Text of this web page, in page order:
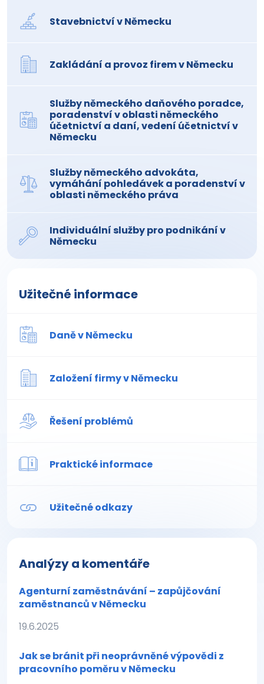
Stavebnictví v Německu
Zakládání a provoz firem v Německu
Služby německého daňového poradce,
poradenství v oblasti německého
účetnictví a daní, vedení účetnictví v
Německu
Služby německého advokáta,
vymáhání pohledávek a poradenství v
oblasti německého práva
Individuální služby pro podnikání v
Německu
Užitečné informace
Daně v Německu
Založení firmy v Německu
Řešení problémů
Praktické informace
Užitečné odkazy
Analýzy a komentáře
Agenturní zaměstnávání – zapůjčování
zaměstnanců v Německu
19.6.2025
Jak se bránit při neoprávněné výpovědi z
pracovního poměru v Německu